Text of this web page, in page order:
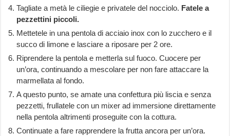
Tagliate a metà le ciliegie e privatele del nocciolo. Fatele a
pezzettini piccoli.
Mettetele in una pentola di acciaio inox con lo zucchero e il
succo di limone e lasciare a riposare per 2 ore.
Riprendere la pentola e metterla sul fuoco. Cuocere per
un’ora, continuando a mescolare per non fare attaccare la
marmellata al fondo.
A questo punto, se amate una confettura più liscia e senza
pezzetti, frullatele con un mixer ad immersione direttamente
nella pentola altrimenti proseguite con la cottura.
Continuate a fare rapprendere la frutta ancora per un’ora.